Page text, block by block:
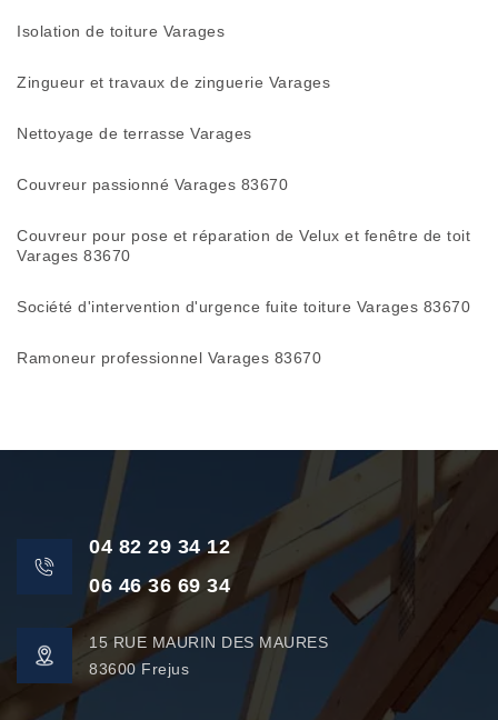
Isolation de toiture Varages
Zingueur et travaux de zinguerie Varages
Nettoyage de terrasse Varages
Couvreur passionné Varages 83670
Couvreur pour pose et réparation de Velux et fenêtre de toit
Varages 83670
Société d'intervention d'urgence fuite toiture Varages 83670
Ramoneur professionnel Varages 83670
04 82 29 34 12
06 46 36 69 34
15 RUE MAURIN DES MAURES
83600 Frejus